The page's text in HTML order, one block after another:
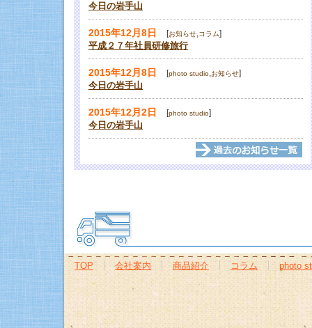
今日の岩手山
2015年12月8日 [お知らせ,コラム]
平成２７年社員研修旅行
2015年12月8日 [photo studio,お知らせ]
今日の岩手山
2015年12月2日 [photo studio]
今日の岩手山
TOP 会社案内 商品紹介 コラム photo